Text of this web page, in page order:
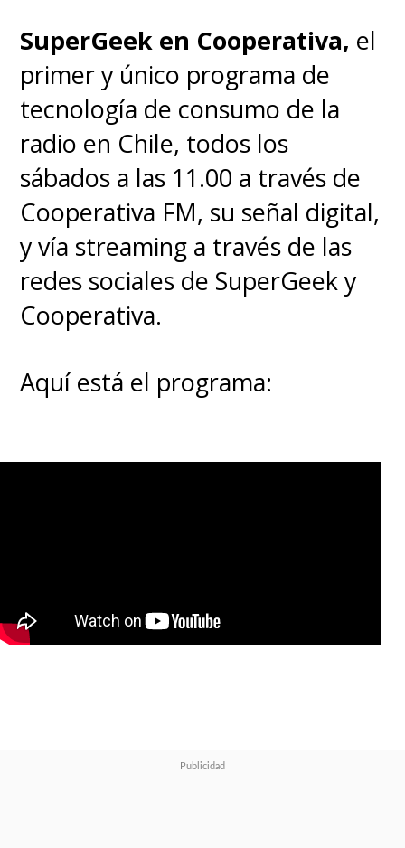
SuperGeek en Cooperativa, el
primer y único programa de
tecnología de consumo de la
radio en Chile, todos los
sábados a las 11.00 a través de
Cooperativa FM, su señal digital,
y vía streaming a través de las
redes sociales de SuperGeek y
Cooperativa.
Aquí está el programa: